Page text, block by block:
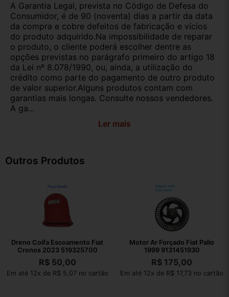
A Garantia Legal, prevista no Código de Defesa do
Consumidor, é de 90 (noventa) dias a partir da data
da compra e cobre defeitos de fabricação e vícios
do produto adquirido.Na impossibilidade de reparar
o produto, o cliente poderá escolher dentre as
opções previstas no parágrafo primeiro do artigo 18
da Lei nº 8.078/1990, ou, ainda, a utilização do
crédito como parte do pagamento de outro produto
de valor superior.Alguns produtos contam com
garantias mais longas. Consulte nossos vendedores.
A ga...
Ler mais
Outros Produtos
Dreno Coifa Escoamento Fiat
Cronos 2023 519325700
R$50,00
Em até 12x de R$ 5,07 no cartão
Motor Ar Forçado Fiat Palio
1999 9131451930
R$ 175,00
Em até 12x de R$ 17,73 no cartão